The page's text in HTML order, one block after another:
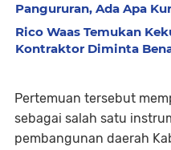
Pangururan, Ada Apa
Rico Waas Temukan
Kontraktor Diminta
Pertemuan tersebut
sebagai salah satu
pembangunan daerah